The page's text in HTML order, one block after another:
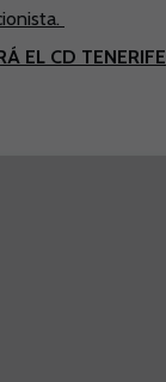
EL CD TENERIFE